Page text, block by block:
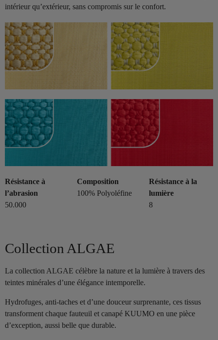
intérieur qu’extérieur, sans compromis sur le confort.
Résistance à
l’abrasion
50.000
Composition
100% Polyoléfine
Résistance à la
lumière
8
Collection ALGAE
La collection ALGAE célèbre la nature et la lumière à travers des
teintes minérales d’une élégance intemporelle.
Hydrofuges, anti-taches et d’une douceur surprenante, ces tissus
transforment chaque fauteuil et canapé KUUMO en une pièce
d’exception, aussi belle que durable.